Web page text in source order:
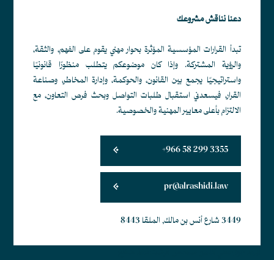
دعنا نناقش مشروعك
تبدأ القرارات المؤسسية المؤثرة بحوار مهني يقوم على الفهم، والثقة،
والرؤية المشتركة. وإذا كان موضوعكم يتطلب منظورًا قانونيًا
واستراتيجيًا يجمع بين القانون، والحوكمة، وإدارة المخاطر، وصناعة
القرار، فيسعدني استقبال طلبات التواصل وبحث فرص التعاون، مع
الالتزام بأعلى معايير المهنية والخصوصية.
+966 58 299 3355
pr@alrashidi.law
3449 شارع أنس بن مالك, الملقا 8443